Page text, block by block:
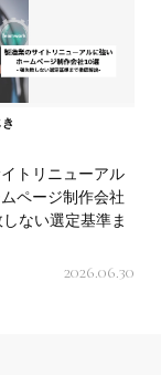
トリニューアル
ページ制作会社
ない選定基準ま
2026.06.30